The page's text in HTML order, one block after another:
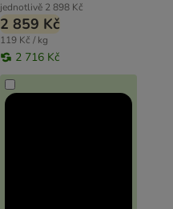
jednotlivě 2 898 Kč
2 859 Kč
119 Kč / kg
2 716 Kč